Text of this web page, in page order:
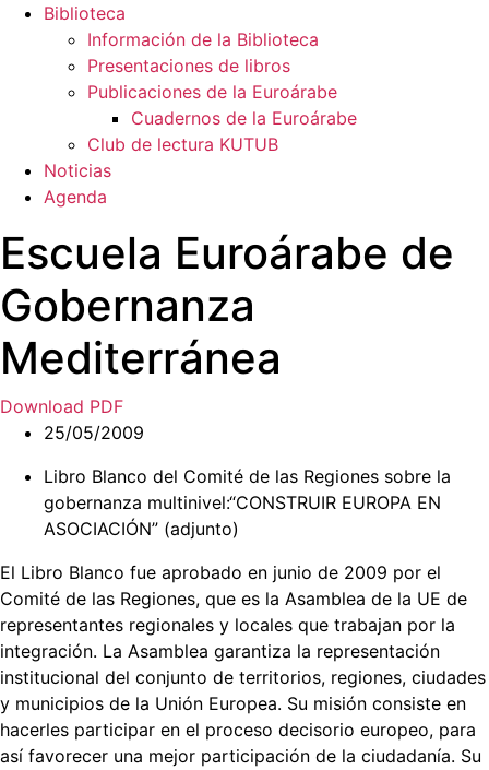
Biblioteca
Información de la Biblioteca
Presentaciones de libros
Publicaciones de la Euroárabe
Cuadernos de la Euroárabe
Club de lectura KUTUB
Noticias
Agenda
Escuela Euroárabe de
Gobernanza
Mediterránea
Download PDF
25/05/2009
Libro Blanco del Comité de las Regiones sobre la
gobernanza multinivel:“CONSTRUIR EUROPA EN
ASOCIACIÓN” (adjunto)
El Libro Blanco fue aprobado en junio de 2009 por el
Comité de las Regiones, que es la Asamblea de la UE de
representantes regionales y locales que trabajan por la
integración. La Asamblea garantiza la representación
institucional del conjunto de territorios, regiones, ciudades
y municipios de la Unión Europea. Su misión consiste en
hacerles participar en el proceso decisorio europeo, para
así favorecer una mejor participación de la ciudadanía. Su